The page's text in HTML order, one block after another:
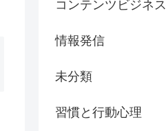
コンテンツビジネス
情報発信
未分類
習慣と行動心理